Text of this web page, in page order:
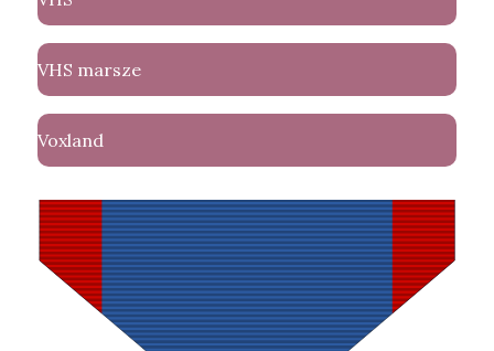
VHS marsze
Voxland